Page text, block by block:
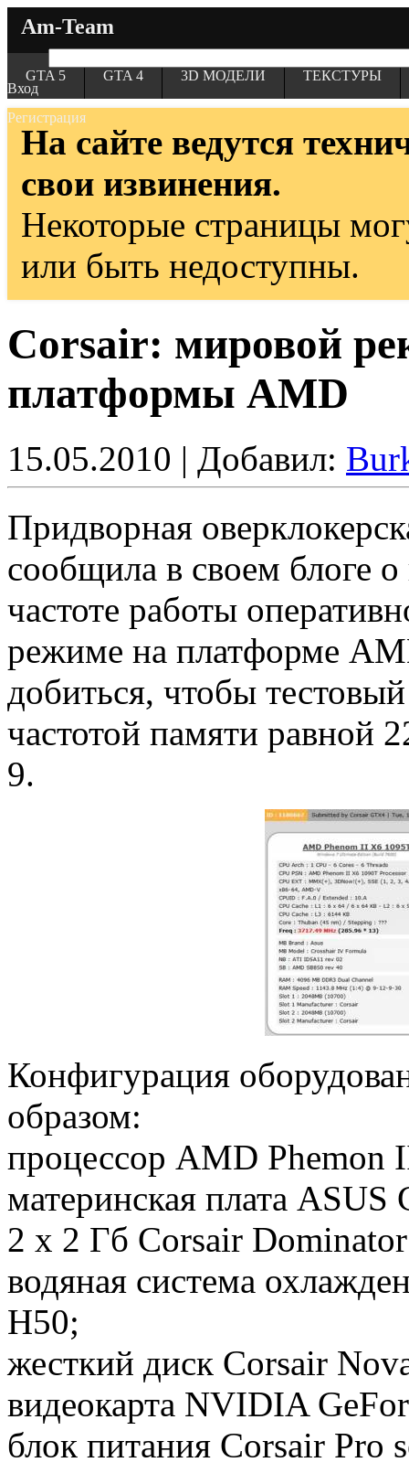
Am-Team
Вход
Регистрация
GTA 5 GTA 4 3D МОДЕЛИ ТЕКСТУРЫ
На сайте ведутся
свои извинения.
Некоторые страницы
или быть недоступны.
Corsair: мировой
платформы AMD
15.05.2010 | Добавил:
Придворная
сообщила в своем блоге
частоте работы
режиме на платформе
добиться, чтобы
частотой памяти равной
9.
Конфигурация
образом:
процессор AMD
материнская плата
2 x 2 Гб Corsair
водяная система
H50;
жесткий диск Corsair
видеокарта NVIDIA
блок питания Corsair Pro